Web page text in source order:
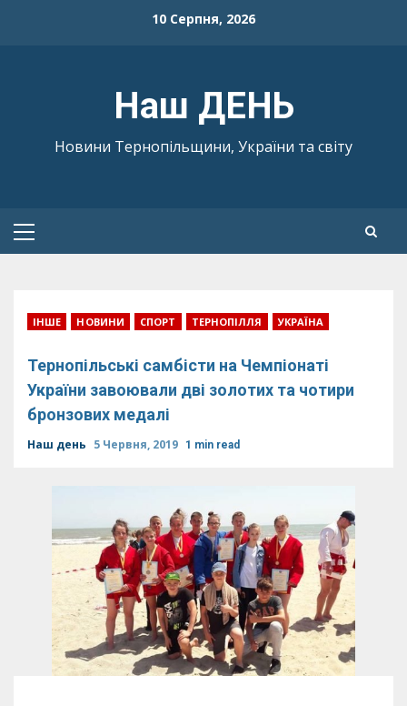
10 Серпня, 2026
Наш ДЕНЬ
Новини Тернопільщини, України та світу
Primary
ІНШЕ НОВИНИ СПОРТ ТЕРНОПІЛЛЯ УКРАЇНА
Тернопільські самбісти на Чемпіонаті
України завоювали дві золотих та чотири
бронзових медалі
Наш день 5 Червня, 2019 1 min read